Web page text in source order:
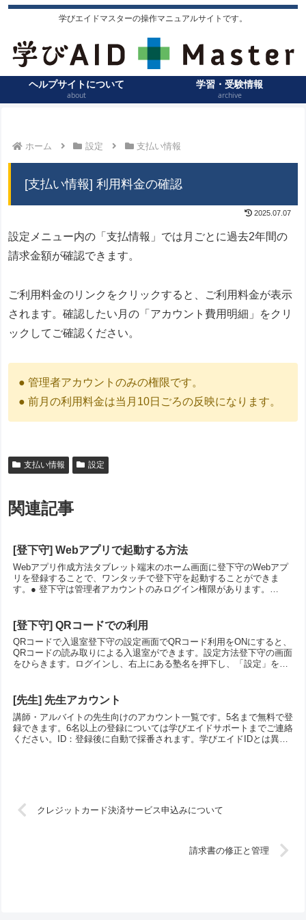
学びエイドマスターの操作マニュアルサイトです。
ヘルプサイトについて
about
学習・受験情報
archive
ホーム 設定 支払い情報
[支払い情報] 利用料金の確認
2025.07.07
設定メニュー内の「支払情報」では月ごとに過去2年間の
請求金額が確認できます。
ご利用料金のリンクをクリックすると、ご利用料金が表示
されます。確認したい月の「アカウント費用明細」をクリ
ックしてご確認ください。
● 管理者アカウントのみの権限です。
● 前月の利用料金は当月10日ごろの反映になります。
支払い情報 設定
関連記事
[登下守] Webアプリで起動する方法
Webアプリ作成方法タブレット端末のホーム画面に登下守のWebアプ
リを登録することで、ワンタッチで登下守を起動することができま
す。● 登下守は管理者アカウントのみログイン権限があります。
[登下守] QRコードでの利用
QRコードで入退室登下守の設定画面でQRコード利用をONにすると、
QRコードの読み取りによる入退室ができます。設定方法登下守の画面
をひらきます。ログインし、右上にある塾名を押下し、「設定」を選
[先生] 先生アカウント
講師・アルバイトの先生向けのアカウント一覧です。5名まで無料で登
録できます。6名以上の登録については学びエイドサポートまでご連絡
ください。ID：登録後に自動で採番されます。学びエイドIDとは異な
クレジットカード決済サービス申込みについて
請求書の修正と管理